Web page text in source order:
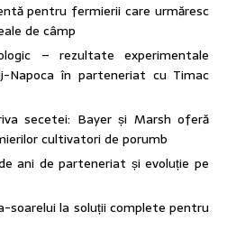
pentru fermierii care urmăresc
de câmp
– rezultate experimentale
Napoca în parteneriat cu Timac
secetei: Bayer și Marsh oferă
cultivatori de porumb
ani de parteneriat și evoluție pe
soarelui la soluții complete pentru